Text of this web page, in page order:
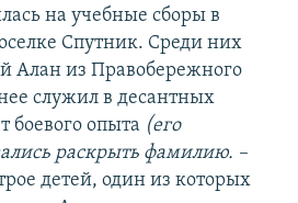
на учебные сборы в
Спутник. Среди них
Алан из Правобережного
служил в десантных
боевого опыта (его
раскрыть фамилию. –
детей, один из которых